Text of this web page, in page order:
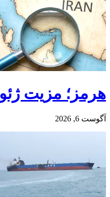
هرمز؛ مزیت
آگوست 6, 2026